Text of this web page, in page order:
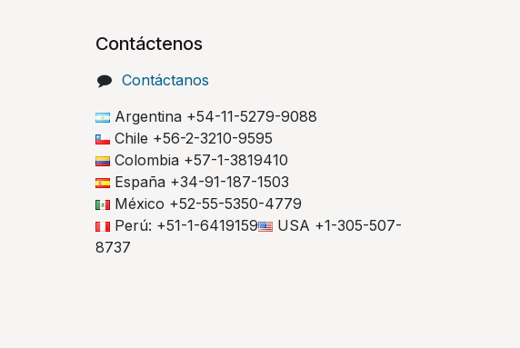
Contáctenos
Contáctanos
Argentina +54-11-5279-9088
Chile +56-2-3210-9595
Colombia +57-1-3819410
España +34-91-187-1503
México +52-55-5350-4779
Perú: +51-1-6419159
USA +1-305-507-
8737